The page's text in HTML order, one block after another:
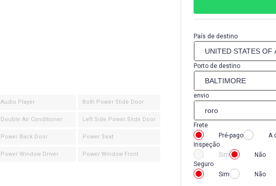
País de destino
Porto de destino
envio
Frete
Pré-pago
A
Inspeção
Sim
Não
Seguro
Sim
Não
Audio Player Both Power Slide Door
Double Air Conditioner Left Side Power Slide Door
Power Back Door Power Seat
Power Window Driver Power Window Front